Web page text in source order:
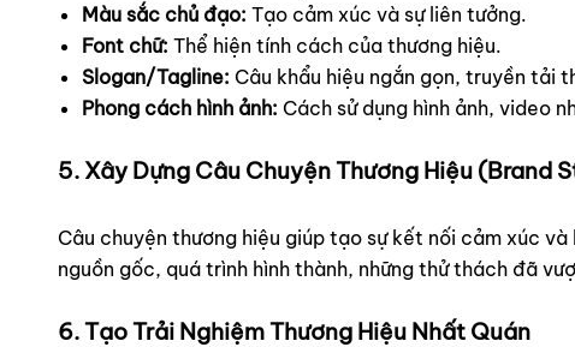
Màu sắc chủ đạo: Tạo cảm xúc và sự liên tưởng.
Font chữ: Thể hiện tính cách của thương hiệu.
Slogan/Tagline: Câu khẩu hiệu ngắn gọn, truyền tải
Phong cách hình ảnh: Cách sử dụng hình ảnh, video
5. Xây Dựng Câu Chuyện Thương Hiệu (Brand
Câu chuyện thương hiệu giúp tạo sự kết nối cảm xúc
nguồn gốc, quá trình hình thành, những thử thách đã
6. Tạo Trải Nghiệm Thương Hiệu Nhất Quán